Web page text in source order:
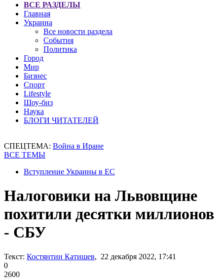
ВСЕ РАЗДЕЛЫ
Главная
Украина
Все новости раздела
События
Политика
Город
Мир
Бизнес
Спорт
Lifestyle
Шоу-биз
Наука
БЛОГИ ЧИТАТЕЛЕЙ
СПЕЦТЕМА: Война в Иране
ВСЕ ТЕМЫ
Вступление Украины в ЕС
Налоговики на Львовщине
похитили десятки миллионов
- СБУ
Текст: Костянтин Катишев, 22 декабря 2022, 17:41
0
2600